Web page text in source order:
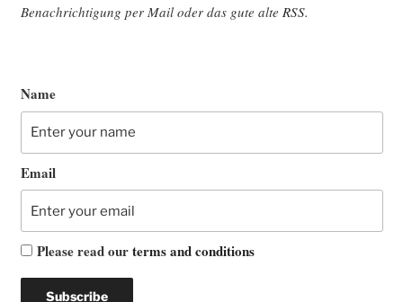
Benach­rich­ti­gung per Mail oder das gute alte RSS.
Name
Email
Please read ourterms and conditions